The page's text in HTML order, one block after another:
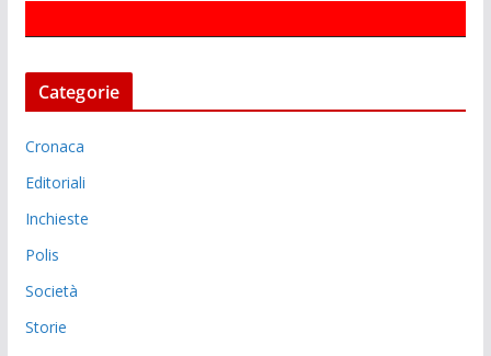
Categorie
Cronaca
Editoriali
Inchieste
Polis
Società
Storie